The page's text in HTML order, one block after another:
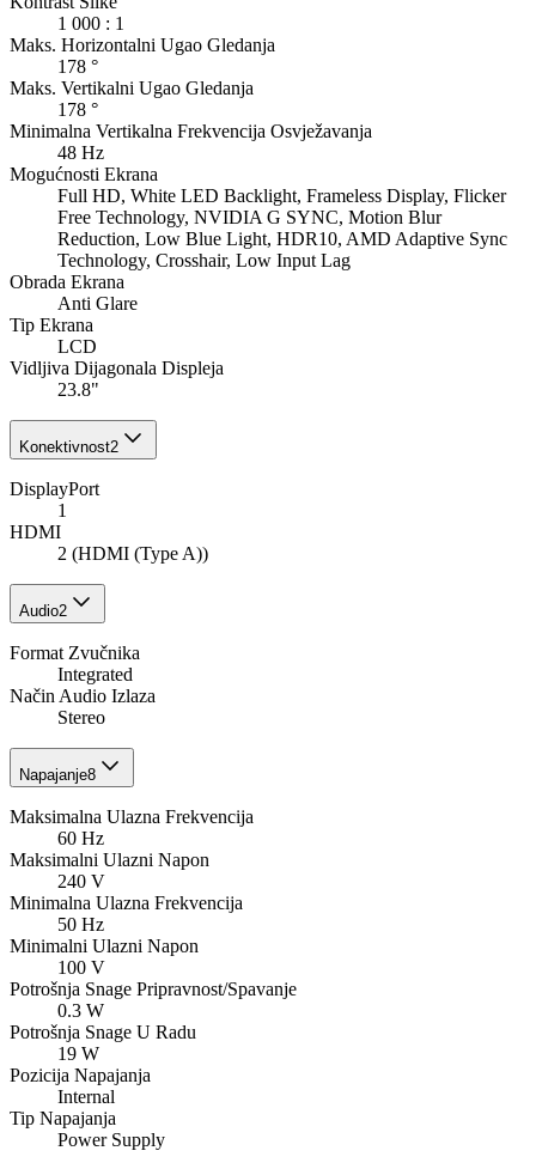
1 000 : 1
Maks. Horizontalni Ugao Gledanja
178 °
Maks. Vertikalni Ugao Gledanja
178 °
Minimalna Vertikalna Frekvencija Osvježavanja
48 Hz
Mogućnosti Ekrana
Full HD, White LED Backlight, Frameless Display, Flicker
Free Technology, NVIDIA G SYNC, Motion Blur
Reduction, Low Blue Light, HDR10, AMD Adaptive Sync
Technology, Crosshair, Low Input Lag
Obrada Ekrana
Anti Glare
Tip Ekrana
LCD
Vidljiva Dijagonala Displeja
23.8"
Konektivnost2
DisplayPort
1
HDMI
2 (HDMI (Type A))
Audio2
Format Zvučnika
Integrated
Način Audio Izlaza
Stereo
Napajanje8
Maksimalna Ulazna Frekvencija
60 Hz
Maksimalni Ulazni Napon
240 V
Minimalna Ulazna Frekvencija
50 Hz
Minimalni Ulazni Napon
100 V
Potrošnja Snage Pripravnost/Spavanje
0.3 W
Potrošnja Snage U Radu
19 W
Pozicija Napajanja
Internal
Tip Napajanja
Power Supply